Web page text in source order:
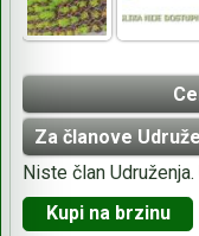
Za članove
Niste član Udruženja.
Kupi na brzinu